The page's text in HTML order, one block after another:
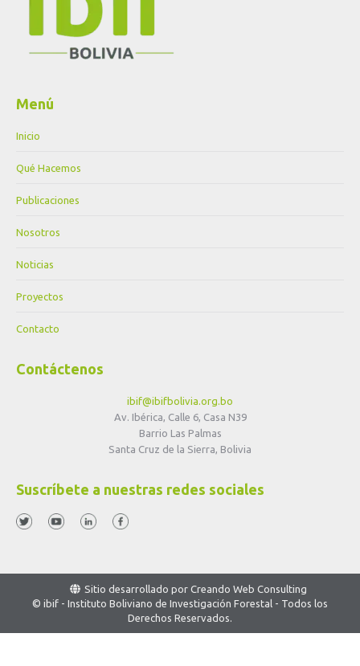
Menú
Inicio
Qué Hacemos
Publicaciones
Nosotros
Noticias
Proyectos
Contacto
Contáctenos
ibif@ibifbolivia.org.bo
Av. Ibérica, Calle 6, Casa N39
Barrio Las Palmas
Santa Cruz de la Sierra, Bolivia
Suscríbete a nuestras redes sociales
Sitio desarrollado por Creando Web Consulting
© ibif - Instituto Boliviano de Investigación Forestal - Todos los
Derechos Reservados.